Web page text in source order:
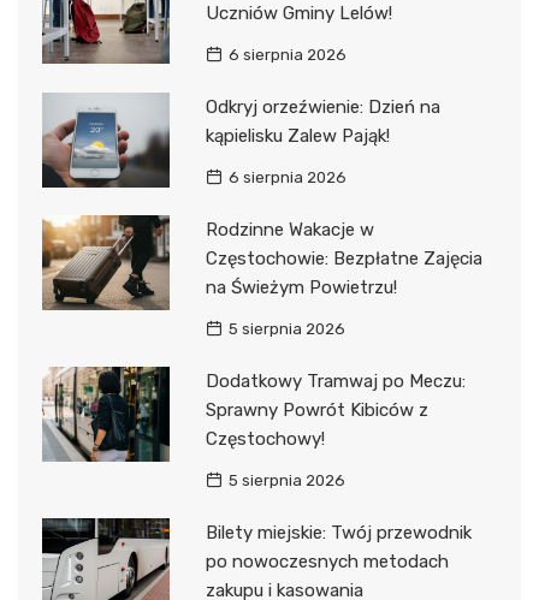
Uczniów Gminy Lelów!
6 sierpnia 2026
Odkryj orzeźwienie: Dzień na
kąpielisku Zalew Pająk!
6 sierpnia 2026
Rodzinne Wakacje w
Częstochowie: Bezpłatne Zajęcia
na Świeżym Powietrzu!
5 sierpnia 2026
Dodatkowy Tramwaj po Meczu:
Sprawny Powrót Kibiców z
Częstochowy!
5 sierpnia 2026
Bilety miejskie: Twój przewodnik
po nowoczesnych metodach
zakupu i kasowania